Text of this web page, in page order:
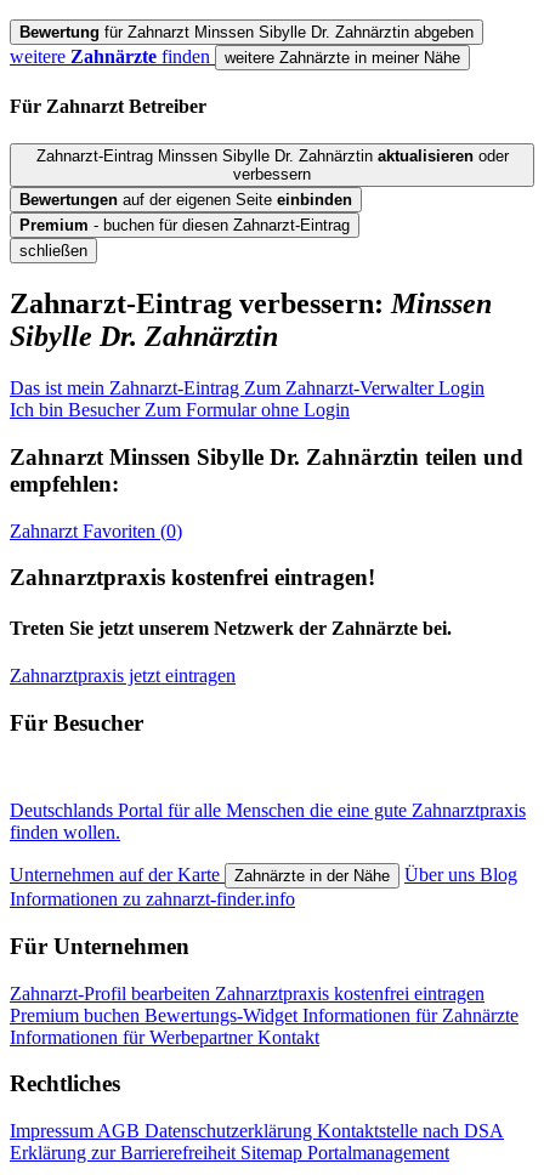
Bewertung für Zahnarzt Minssen Sibylle Dr. Zahnärztin abgeben
weitere Zahnärzte finden weitere Zahnärzte in meiner Nähe
Für Zahnarzt Betreiber
Zahnarzt-Eintrag Minssen Sibylle Dr. Zahnärztin aktualisierenoder
verbessern
Bewertungen auf der eigenen Seite einbinden
Premium - buchen für diesen Zahnarzt-Eintrag
schließen
Zahnarzt-Eintrag verbessern:Minssen
Sibylle Dr. Zahnärztin
Das ist mein Zahnarzt-Eintrag Zum Zahnarzt-Verwalter Login
Ich bin Besucher Zum Formular ohne Login
Zahnarzt Minssen Sibylle Dr. Zahnärztin teilen und
empfehlen:
Zahnarzt Favoriten (0)
Zahnarztpraxis kostenfrei eintragen!
Treten Sie jetzt unserem Netzwerk der Zahnärzte bei.
Zahnarztpraxis jetzt eintragen
Für Besucher
Deutschlands Portal für alle Menschen die eine gute Zahnarztpraxis
finden wollen.
Unternehmen auf der Karte Zahnärzte in der Nähe Über uns Blog
Informationen zu zahnarzt-finder.info
Für Unternehmen
Zahnarzt-Profil bearbeiten Zahnarztpraxis kostenfrei eintragen
Premium buchen Bewertungs-Widget Informationen für Zahnärzte
Informationen für WerbepartnerKontakt
Rechtliches
Impressum AGB Datenschutzerklärung Kontaktstelle nach DSA
Erklärung zur Barrierefreiheit Sitemap Portalmanagement